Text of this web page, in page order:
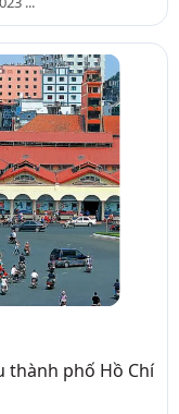
thành phố Hồ Chí